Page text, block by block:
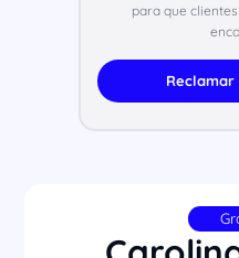
para que